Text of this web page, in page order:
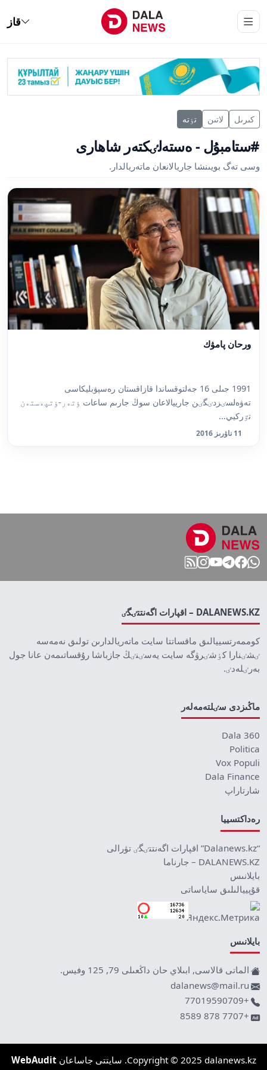
قاز
كىرىل لاتىن تٶتە
#ستامبۇل - ەستەلٸكتەر شاھارى
وسى تەگ بويىنشا جاريالانعان ماتەريالدار.
ورحان پامۋك
1991 جىلى 16 جەلتوقساندا قازاقستان رەسپۋبليكاسى
تەۋەلسٸزدٸگٸن جارييالاعان سوڭ جارىم ساعات ٶتەر-ٶتپەستەن
تٷركيي...
11 ناۋرىز 2016
DALANEWS.KZ – اقپارات اگەنتتٸگٸ
كوممەرتسييالىق ماقساتتا سايت ماتەريالدارىن تولىق نەمەسە
ٸشٸنارا كٶشٸرۋگە سايت يەسٸنٸڭ جازباشا رۇقساتىمەن عانا جول
بەرٸلەدٸ.
ماڭىزدى سٸلتەمەلەر
Dala 360
Politica
Vox Populi
Dala Finance
شارتاراپ
رەداكتسييا
“Dalanews.kz” اقپارات اگەنتتٸگٸ تۋرالى
DALANEWS.KZ – جارناما
بايلانىس
قۇپييالىلىق ساياساتى
بايلانىس
الماتى قالاسى, ابىلاي حان داڭعىلى 79, 125 وفيس.
dalanews@mail.ru
+77019590709
+7707 878 8589
Copyright © 2025 dalanews.kz. سايتتى جاساعان WebAudit